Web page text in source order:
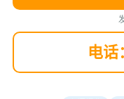
电话